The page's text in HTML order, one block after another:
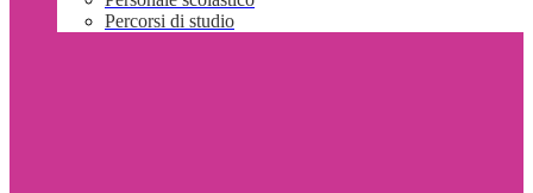
Percorsi di studio